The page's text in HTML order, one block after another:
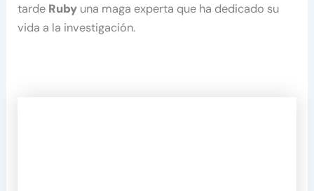
tarde Ruby una maga experta que ha dedicado su
vida a la investigación.